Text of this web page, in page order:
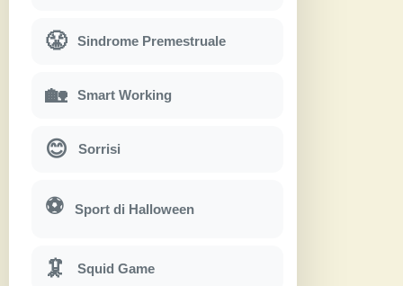
😤 Sindrome Premestruale
🏡 Smart Working
😊 Sorrisi
⚽ Sport di Halloween
🦑 Squid Game